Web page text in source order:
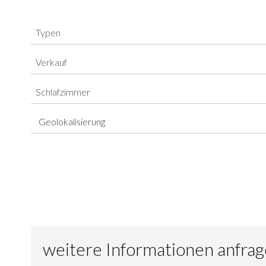
Typen
Verkauf
Schlafzimmer
Geolokalisierung
weitere Informationen